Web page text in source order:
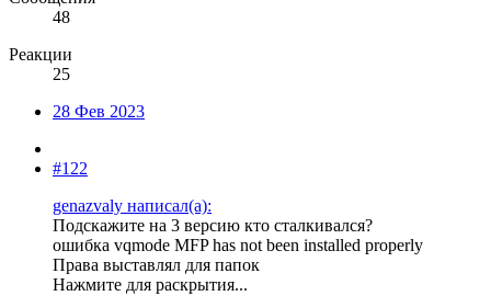
48
Реакции
25
28 Фев 2023
#122
genazvaly написал(а):
Подскажите на 3 версию кто сталкивался?
ошибка vqmode MFP has not been installed properly
Права выставлял для папок
Нажмите для раскрытия...